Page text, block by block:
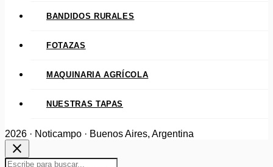
BANDIDOS RURALES
FOTAZAS
MAQUINARIA AGRÍCOLA
NUESTRAS TAPAS
2026 · Noticampo · Buenos Aires, Argentina
close